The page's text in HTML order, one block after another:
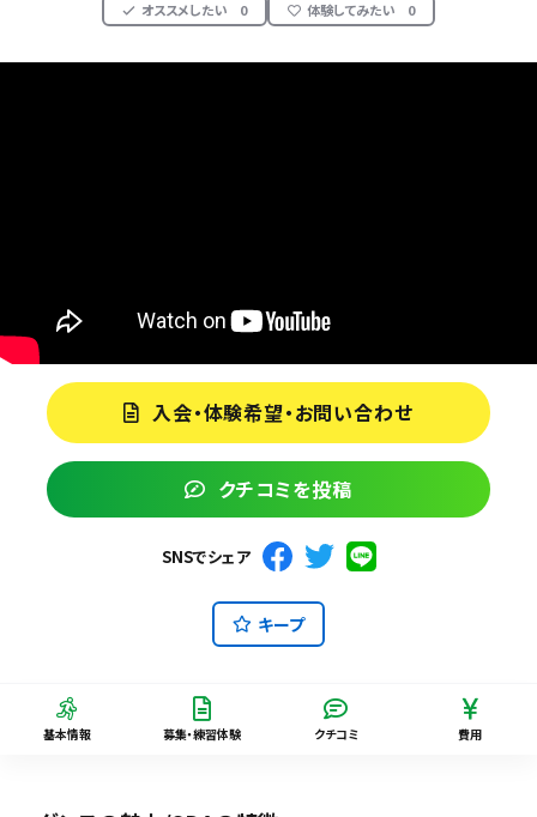
オススメしたい 0 体験してみたい 0
入会・体験希望・お問い合わせ
クチコミを投稿
SNSでシェア
キープ
基本情報 募集・練習体験 クチコミ 費用